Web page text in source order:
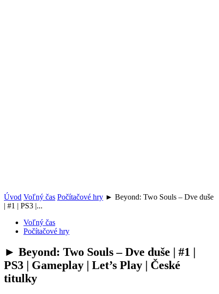
Úvod Voľný čas Počítačové hry ► Beyond: Two Souls – Dve duše
| #1 | PS3 |...
Voľný čas
Počítačové hry
► Beyond: Two Souls – Dve duše | #1 |
PS3 | Gameplay | Let’s Play | České
titulky